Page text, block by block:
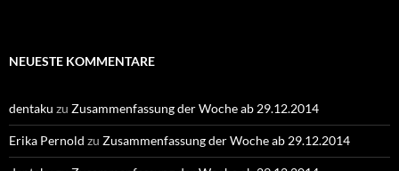
NEUESTE KOMMENTARE
dentaku zu Zusammenfassung der Woche ab 29.12.2014
Erika Pernold zu Zusammenfassung der Woche ab 29.12.2014